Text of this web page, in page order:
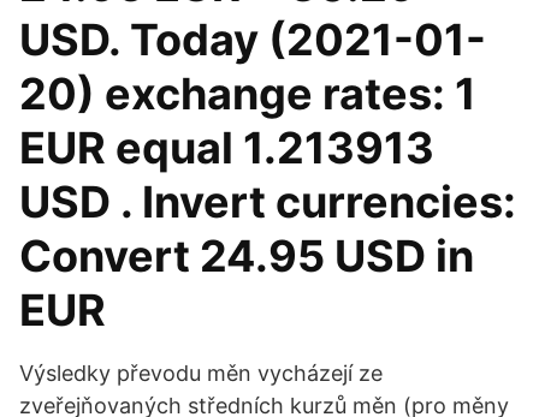
USD. Today (2021-01-
20) exchange rates: 1
EUR equal 1.213913
USD . Invert currencies:
Convert 24.95 USD in
EUR
Výsledky převodu měn vycházejí ze
zveřejňovaných středních kurzů měn (pro měny